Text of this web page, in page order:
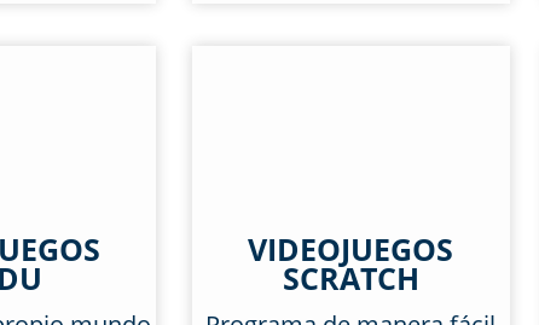
VIDEOJUEGOS
SCRATCH